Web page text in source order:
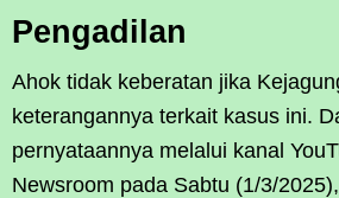
Pengadilan
Ahok tidak keberatan jika
keterangannya terkait kasus ini.
pernyataannya melalui kanal
Newsroom pada Sabtu (1/3/